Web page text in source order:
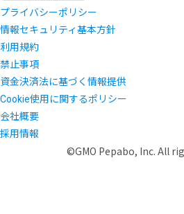
プライバシーポリシー
情報セキュリティ基本方針
利用規約
禁止事項
資金決済法に基づく情報提供
Cookie使用に関するポリシー
会社概要
採用情報
©GMO Pepabo, Inc. All